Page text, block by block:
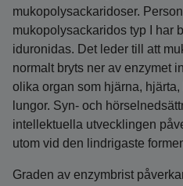
mukopolysackaridoser.
mukopolysackaridos typ I har
iduronidas. Det leder till att
normalt bryts ner av enzymet
olika organ som hjärna,
lungor. Syn- och
intellektuella utvecklingen
utom vid den lindrigaste
Graden av enzymbrist